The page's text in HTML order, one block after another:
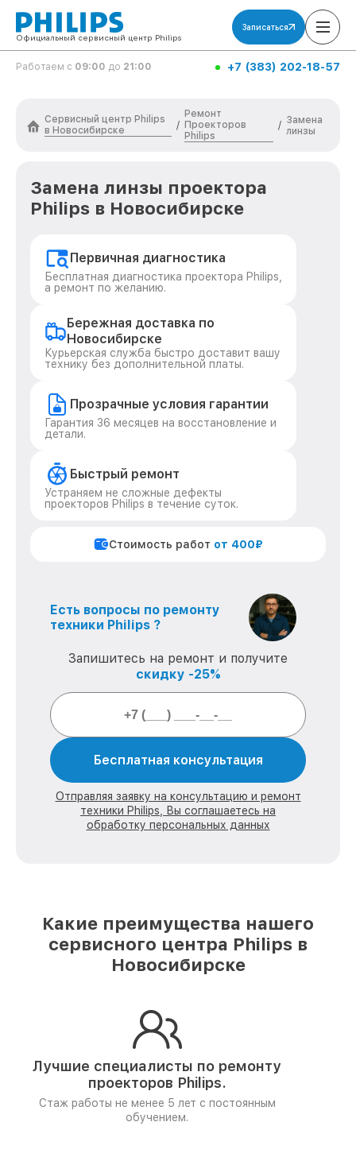
Официальный сервисный центр Philips
Записаться
Работаем с 09:00 до 21:00 +7 (383) 202-18-57
Сервисный центр Philips
в Новосибирске
/
Ремонт
Проекторов
Philips
/ Замена
линзы
Замена линзы проектора
Philips в Новосибирске
Первичная диагностика
Бесплатная диагностика проектора Philips,
а ремонт по желанию.
Бережная доставка по
Новосибирске
Курьерская служба быстро доставит вашу
технику без дополнительной платы.
Прозрачные условия гарантии
Гарантия 36 месяцев на восстановление и
детали.
Быстрый ремонт
Устраняем не сложные дефекты
проекторов Philips в течение суток.
Стоимость работ от 400₽
Есть вопросы по ремонту
техники Philips ?
Запишитесь на ремонт и получите
скидку -25%
Бесплатная консультация
Отправляя заявку на консультацию и ремонт
техники Philips, Вы соглашаетесь на
обработку персональных данных
Какие преимущества нашего
сервисного центра Philips в
Новосибирске
Лучшие специалисты по ремонту
проекторов Philips.
Стаж работы не менее 5 лет с постоянным
обучением.